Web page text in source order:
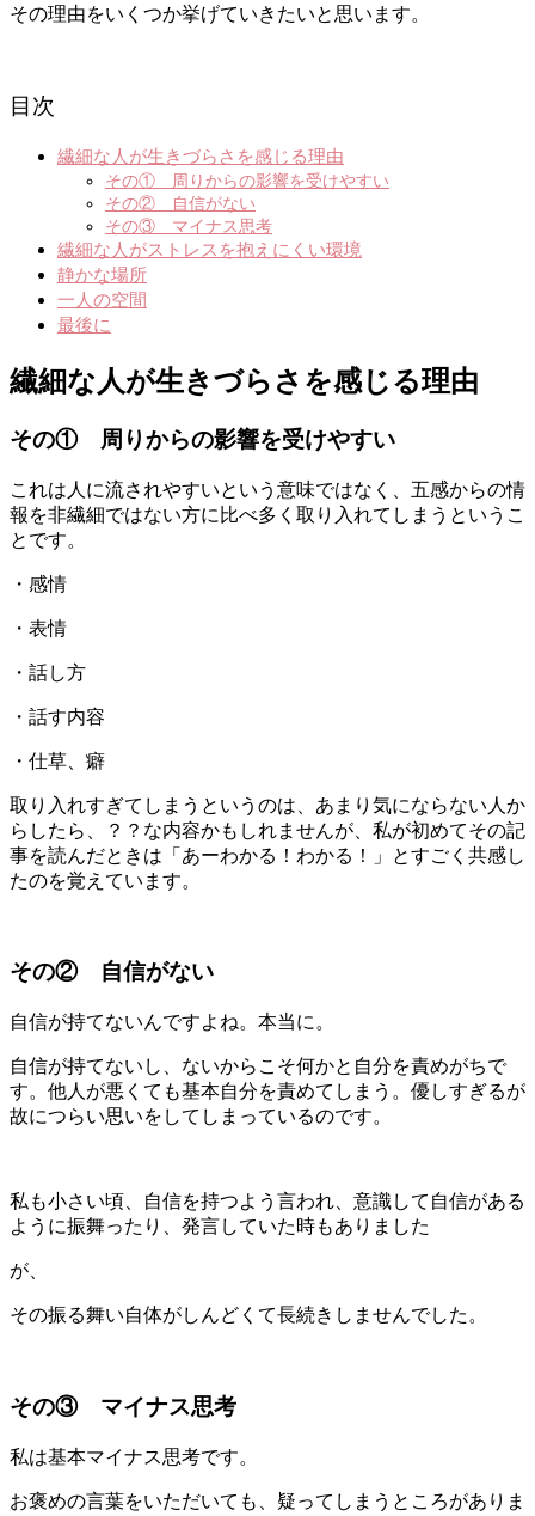
その理由をいくつか挙げていきたいと思います。
目次
繊細な人が生きづらさを感じる理由
その① 周りからの影響を受けやすい
その② 自信がない
その③ マイナス思考
繊細な人がストレスを抱えにくい環境
静かな場所
一人の空間
最後に
繊細な人が生きづらさを感じる理由
その① 周りからの影響を受けやすい
これは人に流されやすいという意味ではなく、五感からの情
報を非繊細ではない方に比べ多く取り入れてしまうというこ
とです。
・感情
・表情
・話し方
・話す内容
・仕草、癖
取り入れすぎてしまうというのは、あまり気にならない人か
らしたら、？？な内容かもしれませんが、私が初めてその記
事を読んだときは「あーわかる！わかる！」とすごく共感し
たのを覚えています。
その② 自信がない
自信が持てないんですよね。本当に。
自信が持てないし、ないからこそ何かと自分を責めがちで
す。他人が悪くても基本自分を責めてしまう。優しすぎるが
故につらい思いをしてしまっているのです。
私も小さい頃、自信を持つよう言われ、意識して自信がある
ように振舞ったり、発言していた時もありました
が、
その振る舞い自体がしんどくて長続きしませんでした。
その③ マイナス思考
私は基本マイナス思考です。
お褒めの言葉をいただいても、疑ってしまうところがありま